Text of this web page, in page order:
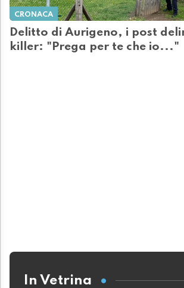
CRONACA
Delitto di Aurigeno, i post
killer: "Prega per te che io..."
In Vetrina